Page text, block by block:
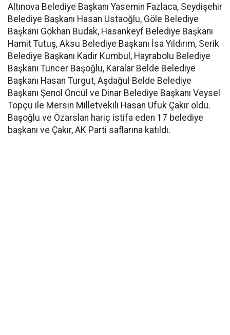
Altınova Belediye Başkanı Yasemin Fazlaca, Seydişehir
Belediye Başkanı Hasan Ustaoğlu, Göle Belediye
Başkanı Gökhan Budak, Hasankeyf Belediye Başkanı
Hamit Tutuş, Aksu Belediye Başkanı İsa Yıldırım, Serik
Belediye Başkanı Kadir Kumbul, Hayrabolu Belediye
Başkanı Tuncer Başoğlu, Karalar Belde Belediye
Başkanı Hasan Turgut, Aşdağul Belde Belediye
Başkanı Şenol Öncül ve Dinar Belediye Başkanı Veysel
Topçu ile Mersin Milletvekili Hasan Ufuk Çakır oldu.
Başoğlu ve Özarslan hariç istifa eden 17 belediye
başkanı ve Çakır, AK Parti saflarına katıldı.